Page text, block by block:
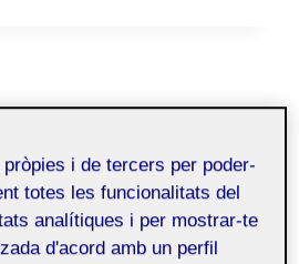
coordinació de
«Connecta’t»
8 gener, 2026
pròpies i de tercers per poder-
totes les funcionalitats del
analítiques i per mostrar-te
d'acord amb un perfil